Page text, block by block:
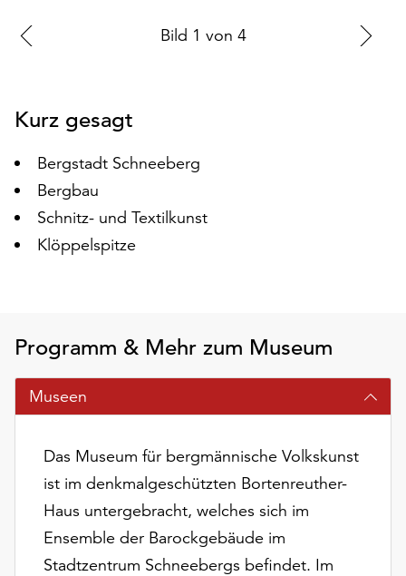
„Alle
Cookies
akzeptieren.
Sie
können
Ihr
Einverständnis
Dafür
steht
Ihnen
am
Seite
Schaltfläche
„Cookie-
Einstellungen“
Bild 1 von 4
Kurz gesagt
Bergstadt Schneeberg
Bergbau
Schnitz- und Textilkunst
Klöppelspitze
Programm & Mehr zum Museum
Museen
Das Museum für bergmännische Volkskunst
ist im denkmalgeschützten Bortenreuther-
Haus untergebracht, welches sich im
Ensemble der Barockgebäude im
Stadtzentrum Schneebergs befindet. Im